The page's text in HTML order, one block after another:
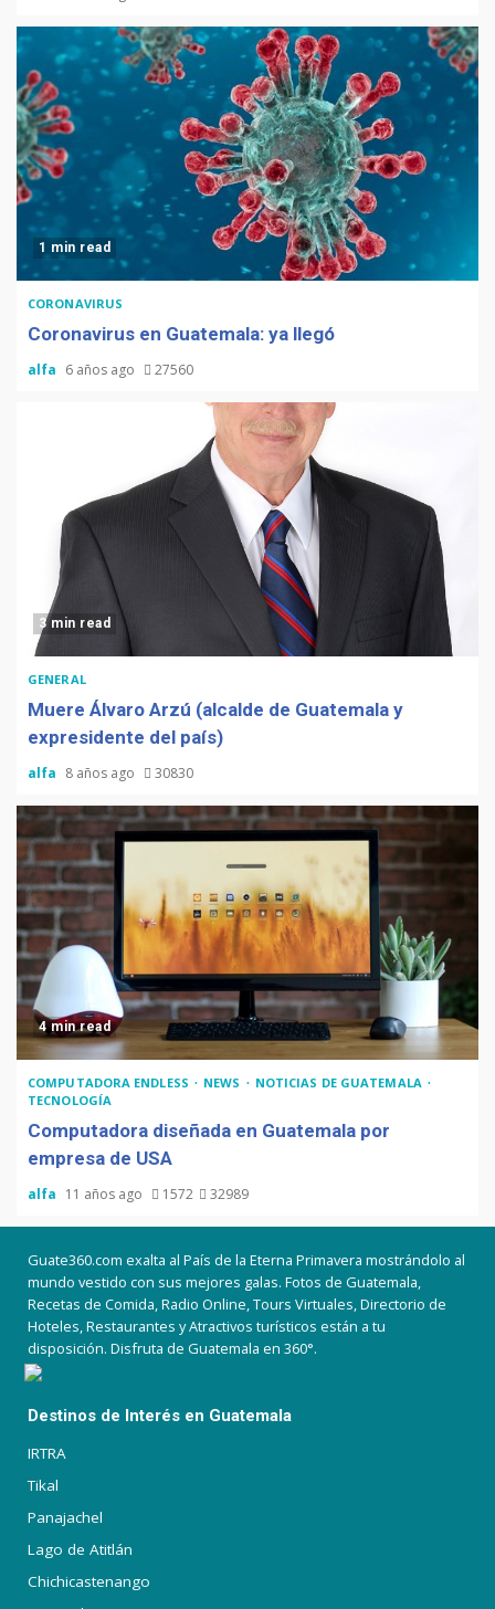
1 min read
CORONAVIRUS
Coronavirus en Guatemala: ya llegó
alfa 6 años ago 27560
3 min read
GENERAL
Muere Álvaro Arzú (alcalde de Guatemala y
expresidente del país)
alfa 8 años ago 30830
4 min read
COMPUTADORA ENDLESS NEWS
NOTICIAS DE GUATEMALA
TECNOLOGÍA
Computadora diseñada en Guatemala por
empresa de USA
alfa 11 años ago 1572 32989
Guate360.com exalta al País de la Eterna Primavera mostrándolo al
mundo vestido con sus mejores galas. Fotos de Guatemala,
Recetas de Comida, Radio Online, Tours Virtuales, Directorio de
Hoteles, Restaurantes y Atractivos turísticos están a tu
disposición. Disfruta de Guatemala en 360°.
Destinos de Interés en Guatemala
IRTRA
Tikal
Panajachel
Lago de Atitlán
Chichicastenango